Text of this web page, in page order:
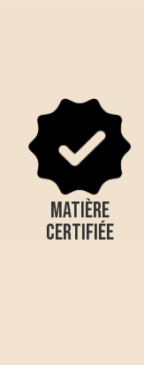
MATIÈRE
CERTIFIÉE